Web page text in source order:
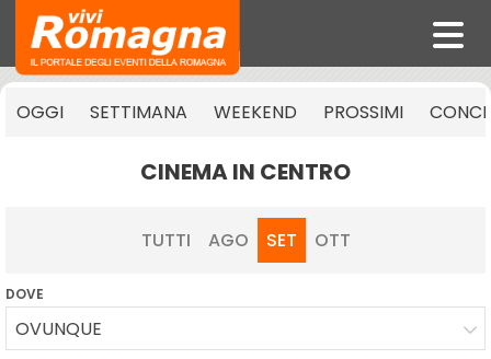
OGGI SETTIMANA WEEKEND PROSSIMI
CINEMA IN CENTRO
TUTTI AGO SET OTT
DOVE
OVUNQUE